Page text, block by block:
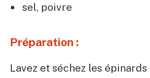
sel, poivre
Préparation :
Lavez et séchez les épinards